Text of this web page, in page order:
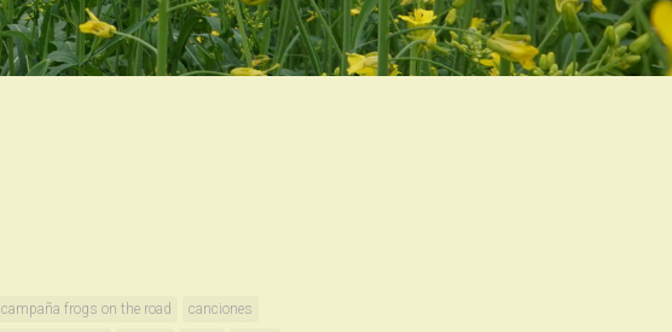
campaña frogs on the road
canciones